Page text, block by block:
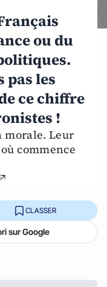
ou du
pas les
ce chiffre
!
morale. Leur
commence
CLASSER
sur Google